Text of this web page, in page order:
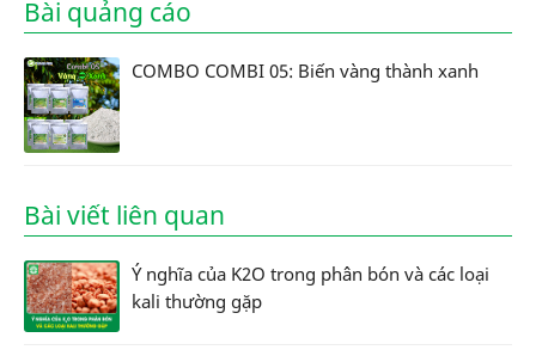
Bài quảng cáo
COMBO COMBI 05: Biến vàng thành xanh
Bài viết liên quan
Ý nghĩa của K2O trong phân bón và các loại
kali thường gặp